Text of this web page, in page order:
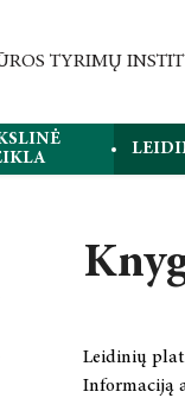
Leidinių
Informaciją